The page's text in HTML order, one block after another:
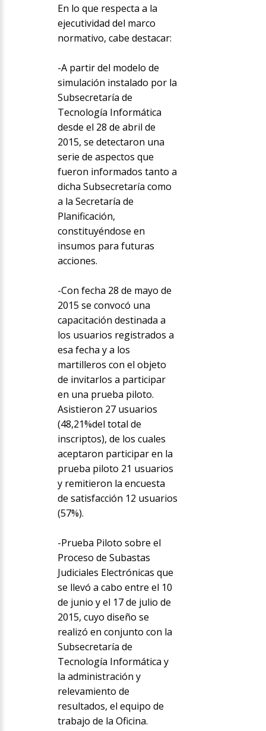
En lo que respecta a la
ejecutividad del marco
normativo, cabe destacar:
-A partir del modelo de
simulación instalado por la
Subsecretaría de
Tecnología Informática
desde el 28 de abril de
2015, se detectaron una
serie de aspectos que
fueron informados tanto a
dicha Subsecretaría como
a la Secretaría de
Planificación,
constituyéndose en
insumos para futuras
acciones.
-Con fecha 28 de mayo de
2015 se convocó una
capacitación destinada a
los usuarios registrados a
esa fecha y a los
martilleros con el objeto
de invitarlos a participar
en una prueba piloto.
Asistieron 27 usuarios
(48,21%del total de
inscriptos), de los cuales
aceptaron participar en la
prueba piloto 21 usuarios
y remitieron la encuesta
de satisfacción 12 usuarios
(57%).
-Prueba Piloto sobre el
Proceso de Subastas
Judiciales Electrónicas que
se llevó a cabo entre el 10
de junio y el 17 de julio de
2015, cuyo diseño se
realizó en conjunto con la
Subsecretaría de
Tecnología Informática y
la administración y
relevamiento de
resultados, el equipo de
trabajo de la Oficina.